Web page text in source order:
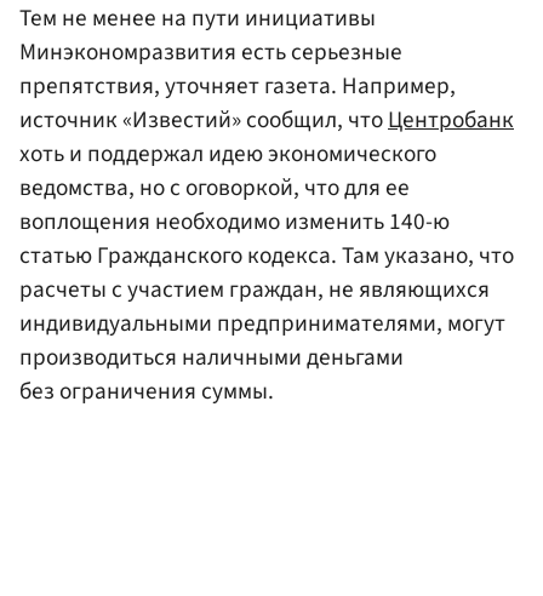
Тем не менее на пути инициативы
Минэкономразвития есть серьезные
препятствия, уточняет газета. Например,
источник «Известий» сообщил, чтоЦентробанк
хоть и поддержал идею экономического
ведомства, но с оговоркой, что для ее
воплощения необходимо изменить 140-ю
статью Гражданского кодекса. Там указано, что
расчеты с участием граждан, не являющихся
индивидуальными предпринимателями, могут
производиться наличными деньгами
без ограничения суммы.